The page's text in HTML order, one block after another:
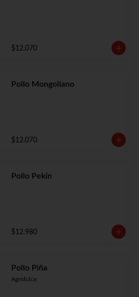
$12.070
Pollo Mongoliano
$12.070
Pollo Pekín
$12.980
Pollo Piña
Agridulce